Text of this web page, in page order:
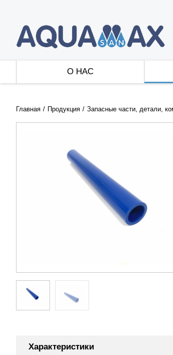
О НАС
Главная Продукция Запасные части, детали,
Характеристики